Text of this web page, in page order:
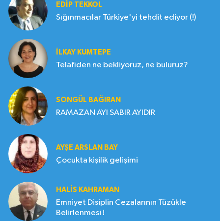
EDIP TEKKOL
Sığınmacılar Türkiye'yi tehdit ediyor (!)
İLKAY KUMTEPE
Telafiden ne bekliyoruz, ne buluruz?
SONGÜL BAĞIRAN
RAMAZAN AYI SABIR AYIDIR
AYŞE ARSLAN BAY
Çocukta kişilik gelişimi
HALIS KAHRAMAN
Emniyet Disiplin Cezalarının Tüzükle
Belirlenmesi !